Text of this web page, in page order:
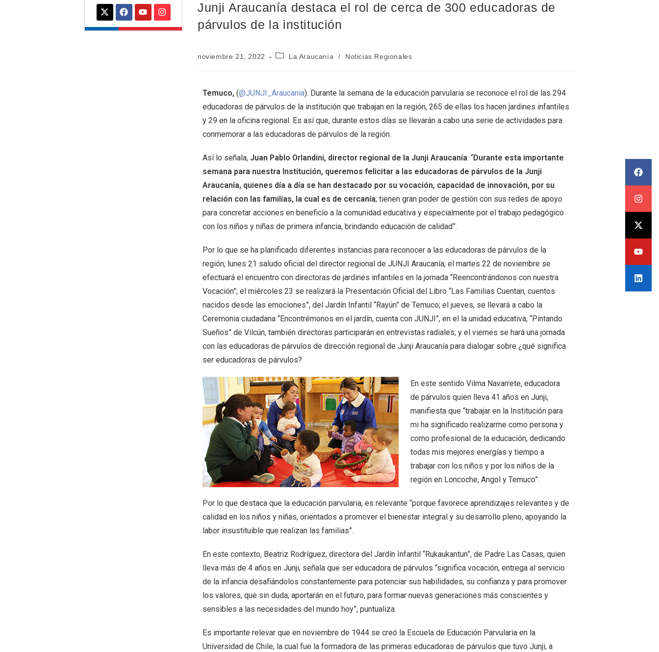
Junji Araucanía destaca el rol de cerca de 300 educadoras de
párvulos de la institución
noviembre 21, 2022 La Araucanía / Noticias Regionales
Temuco, (@JUNJI_Araucania). Durante la semana de la educación parvularia se reconoce el rol de las 294
educadoras de párvulos de la institución que trabajan en la región, 265 de ellas los hacen jardines infantiles
y 29 en la oficina regional. Es así que, durante estos días se llevarán a cabo una serie de actividades para
conmemorar a las educadoras de párvulos de la región.
Así lo señala, Juan Pablo Orlandini, director regional de la Junji Araucanía: “Durante esta importante
semana para nuestra Institución, queremos felicitar a las educadoras de párvulos de la Junji
Araucanía, quienes día a día se han destacado por su vocación, capacidad de innovación, por su
relación con las familias, la cual es de cercanía; tienen gran poder de gestión con sus redes de apoyo
para concretar acciones en beneficio a la comunidad educativa y especialmente por el trabajo pedagógico
con los niños y niñas de primera infancia, brindando educación de calidad”.
Por lo que se ha planificado diferentes instancias para reconocer a las educadoras de párvulos de la
región; lunes 21 saludo oficial del director regional de JUNJI Araucanía; el martes 22 de noviembre se
efectuará el encuentro con directoras de jardines infantiles en la jornada “Reencontrándonos con nuestra
Vocación”; el miércoles 23 se realizará la Presentación Oficial del Libro “Las Familias Cuentan, cuentos
nacidos desde las emociones”, del Jardín Infantil “Rayün” de Temuco; el jueves, se llevará a cabo la
Ceremonia ciudadana “Encontrémonos en el jardín, cuenta con JUNJI”, en el la unidad educativa, “Pintando
Sueños” de Vilcún, también directoras participarán en entrevistas radiales; y el viernes se hará una jornada
con las educadoras de párvulos de dirección regional de Junji Araucanía para dialogar sobre ¿qué significa
ser educadoras de párvulos?
En este sentido Vilma Navarrete, educadora
de párvulos quien lleva 41 años en Junji,
manifiesta que “trabajar en la Institución para
mi ha significado realizarme como persona y
como profesional de la educación, dedicando
todas mis mejores energías y tiempo a
trabajar con los niños y por los niños de la
región en Loncoche, Angol y Temuco”.
Por lo que destaca que la educación parvularia, es relevante “porque favorece aprendizajes relevantes y de
calidad en los niños y niñas, orientados a promover el bienestar integral y su desarrollo pleno, apoyando la
labor insustituible que realizan las familias”.
En este contexto, Beatriz Rodríguez, directora del Jardín Infantil “Rukaukantun”, de Padre Las Casas, quien
lleva más de 4 años en Junji, señala que ser educadora de párvulos “significa vocación, entrega al servicio
de la infancia desafiándolos constantemente para potenciar sus habilidades, su confianza y para promover
los valores, que sin duda, aportarán en el futuro, para formar nuevas generaciones más conscientes y
sensibles a las necesidades del mundo hoy”, puntualiza.
Es importante relevar que en noviembre de 1944 se creó la Escuela de Educación Parvularia en la
Universidad de Chile, la cual fue la formadora de las primeras educadoras de párvulos que tuvo Junji, a